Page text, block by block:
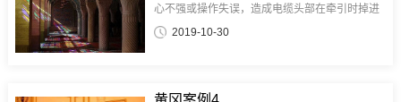
心不强或操作失误，造成电缆头部在牵引时掉进
水槽中或电缆在生产过程中未控制好电缆内外护
2019-10-30